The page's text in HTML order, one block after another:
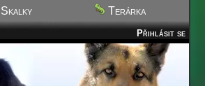
Terárka
Přihlásit se